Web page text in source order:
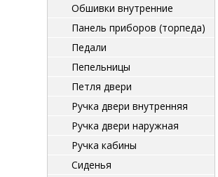
Обшивки внутренние
Панель приборов (торпеда)
Педали
Пепельницы
Петля двери
Ручка двери внутренняя
Ручка двери наружная
Ручка кабины
Сиденья